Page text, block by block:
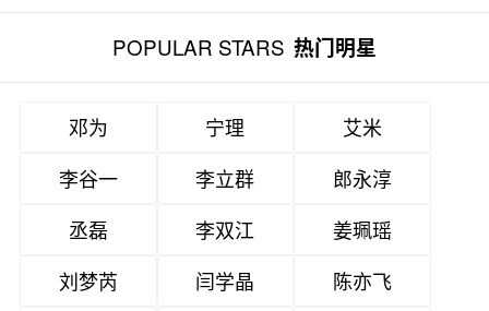
POPULAR STARS 热门明星
邓为 宁理
艾米
李谷一
李立群
郎永淳
丞磊
李双江
姜珮瑶
刘梦芮
闫学晶
陈亦飞